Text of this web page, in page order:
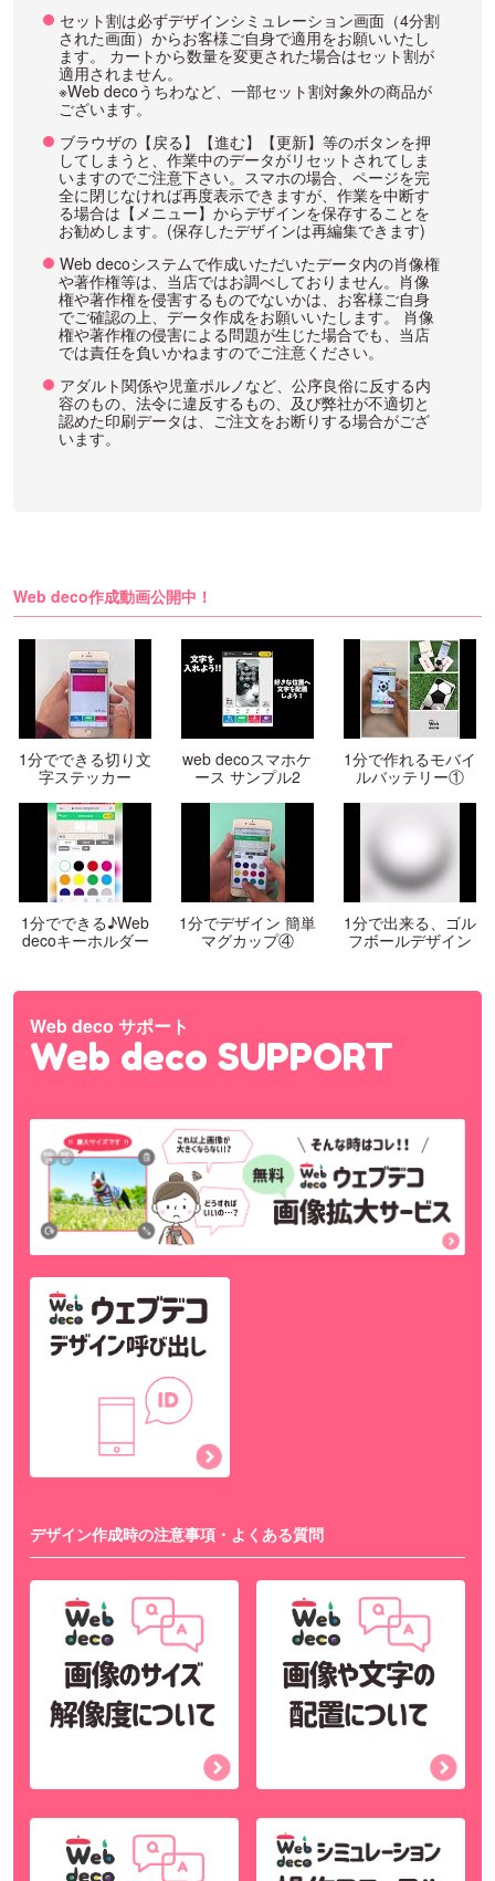
セット割は必ずデザインシミュレーション画面（4分割
された画面）からお客様ご自身で適用をお願いいたし
ます。 カートから数量を変更された場合はセット割が
適用されません。
※Web decoうちわなど、一部セット割対象外の商品が
ございます。
ブラウザの【戻る】【進む】【更新】等のボタンを押
してしまうと、作業中のデータがリセットされてしま
いますのでご注意下さい。スマホの場合、ページを完
全に閉じなければ再度表示できますが、作業を中断す
る場合は【メニュー】からデザインを保存することを
お勧めします。(保存したデザインは再編集できます)
Web decoシステムで作成いただいたデータ内の肖像権
や著作権等は、当店ではお調べしておりません。肖像
権や著作権を侵害するものでないかは、お客様ご自身
でご確認の上、データ作成をお願いいたします。 肖像
権や著作権の侵害による問題が生じた場合でも、当店
では責任を負いかねますのでご注意ください。
アダルト関係や児童ポルノなど、公序良俗に反する内
容のもの、法令に違反するもの、及び弊社が不適切と
認めた印刷データは、ご注文をお断りする場合がござ
います。
Web deco作成動画公開中！
1分でできる切り文
字ステッカー
web decoスマホケ
ース サンプル2
1分で作れるモバイ
ルバッテリー①
1分でできる♪Web
decoキーホルダー
1分でデザイン 簡単
マグカップ④
1分で出来る、ゴル
フボールデザイン
Web deco サポート
Web deco SUPPORT
デザイン作成時の注意事項・よくある質問